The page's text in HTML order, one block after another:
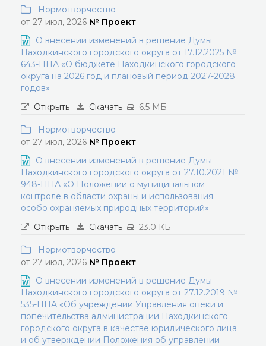
Нормотворчество
от 27 июл, 2026 № Проект
О внесении изменений в решение Думы
Находкинского городского округа от 17.12.2025 №
643-НПА «О бюджете Находкинского городского
округа на 2026 год и плановый период 2027-2028
годов»
Открыть
Скачать 6.5 МБ
Нормотворчество
от 27 июл, 2026 № Проект
О внесении изменений в решение Думы
Находкинского городского округа от 27.10.2021 №
948-НПА «О Положении о муниципальном
контроле в области охраны и использования
особо охраняемых природных территорий»
Открыть
Скачать 23.0 КБ
Нормотворчество
от 27 июл, 2026 № Проект
О внесении изменений в решение Думы
Находкинского городского округа от 27.12.2019 №
535-НПА «Об учреждении Управления опеки и
попечительства администрации Находкинского
городского округа в качестве юридического лица
и об утверждении Положения об управлении